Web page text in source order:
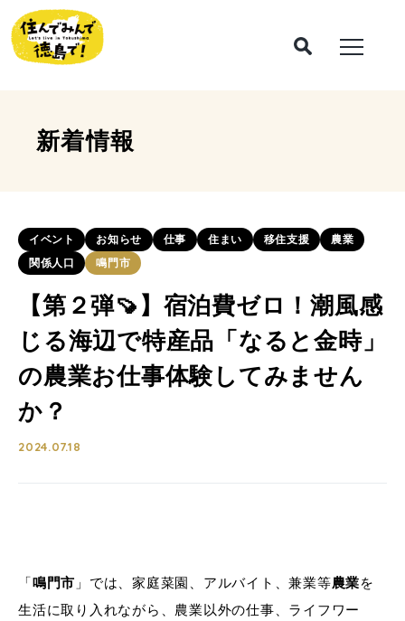
新着情報
イベント お知らせ 仕事 住まい 移住支援
農業
関係人口
鳴門市
【第２弾🍠】宿泊費ゼロ！潮風感
じる海辺で特産品「なると金時」
の農業お仕事体験してみません
か？
2024.07.18
「鳴門市 」では、家庭菜園、アルバイト、兼業等農業を
生活に取り入れながら、農業以外の仕事、ライフワー